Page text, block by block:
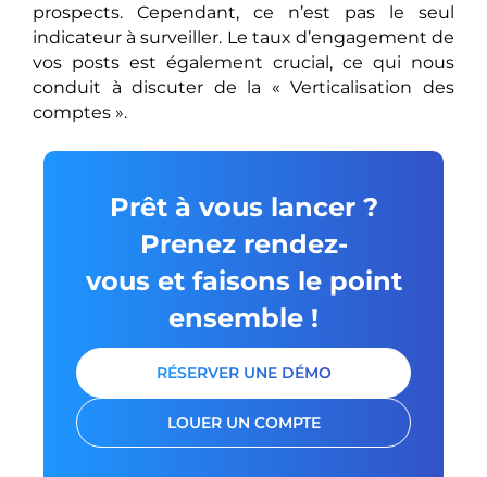
prospects. Cependant, ce n’est pas le seul
indicateur à surveiller. Le taux d’engagement de
vos posts est également crucial, ce qui nous
conduit à discuter de la « Verticalisation des
comptes ».
Prêt à vous lancer ?
Prenez rendez-
vous et faisons le point
ensemble !
RÉSERVER UNE DÉMO
LOUER UN COMPTE